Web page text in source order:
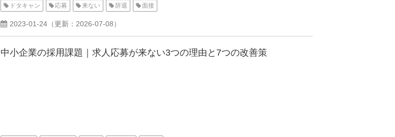
ドタキャン 応募 来ない 辞退 面接
2023-01-24 （更新： 2026-07-08）
中小企業の採用課題｜求人応募が来ない3つの理由と7つの改善策